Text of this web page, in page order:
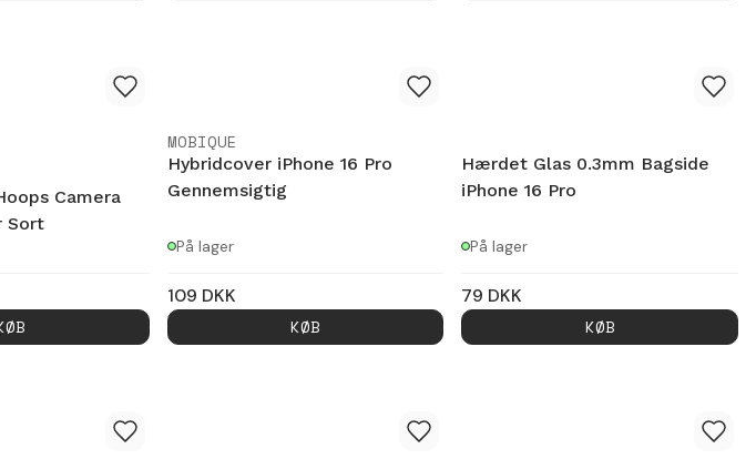
Camera
Sort
MOBIQUE
Hybridcover iPhone 16 Pro
Gennemsigtig
På lager
109 DKK
KØB
Hærdet Glas 0.3mm Bagside
iPhone 16 Pro
På lager
79 DKK
KØB